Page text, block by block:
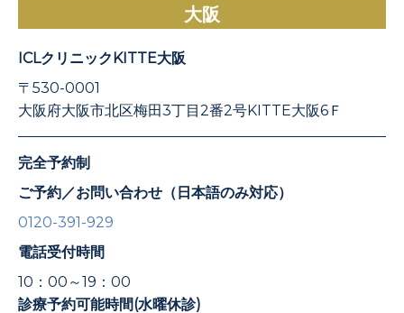
大阪
ICLクリニックKITTE大阪
〒530-0001
大阪府大阪市北区梅田3丁目2番2号KITTE大阪6Ｆ
完全予約制
ご予約／お問い合わせ（日本語のみ対応）
0120-391-929
電話受付時間
10：00～19：00
診療予約可能時間(水曜休診)